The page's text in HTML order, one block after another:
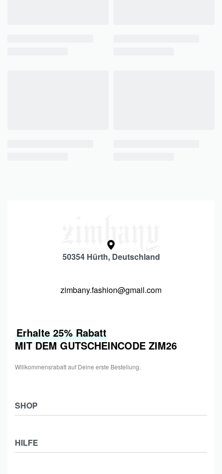
50354 Hürth, Deutschland
zimbany.fashion@gmail.com
SHOP
Collections
HILFE
Erhalte 25% Rabatt
MIT DEM GUTSCHEINCODE ZIM26
Willkommensrabatt auf Deine erste Bestellung.